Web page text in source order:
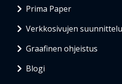
Prima Paper
Verkkosivujen suunnittelu
Graafinen ohjeistus
Blogi